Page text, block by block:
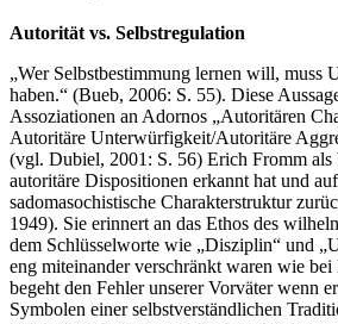
Autorität vs. Selbstregulation
„Wer Selbstbestimmung lernen will, muss
haben.“ (Bueb, 2006: S. 55). Diese
Assoziationen an Adornos „Autoritären
Autoritäre Unterwürfigkeit/Autoritäre
(vgl. Dubiel, 2001: S. 56) Erich Fromm als
autoritäre Dispositionen erkannt hat und
sadomasochistische Charakterstruktur
1949). Sie erinnert an das Ethos des
dem Schlüsselworte wie „Disziplin“ und
eng miteinander verschränkt waren wie
begeht den Fehler unserer Vorväter wenn
Symbolen einer selbstverständlichen